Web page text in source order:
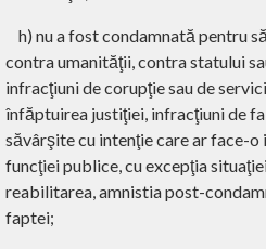
h) nu a fost condamnată pentru
contra umanităţii, contra statului
infracţiuni de corupţie sau de
înfăptuirea justiţiei, infracţiuni de
săvârşite cu intenţie care ar face-
funcţiei publice, cu excepţia
reabilitarea, amnistia post-
faptei;